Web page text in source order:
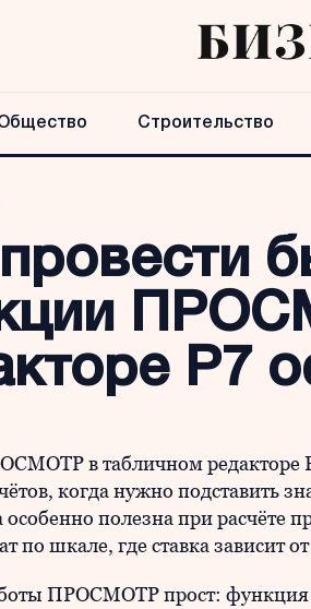
Строительство
Р7
в табличном редакторе
когда нужно подставить
особенно полезна при расчёте
по шкале, где ставка зависит
ПРОСМОТР прост: функция